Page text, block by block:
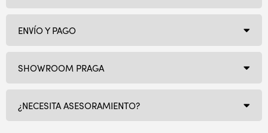
SHOWROOM PRAGA
¿NECESITA ASESORAMIENTO?
ENVÍO Y PAGO